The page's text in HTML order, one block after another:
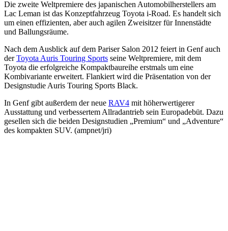
Die zweite Weltpremiere des japanischen Automobilherstellers am
Lac Leman ist das Konzeptfahrzeug Toyota i-Road. Es handelt sich
um einen effizienten, aber auch agilen Zweisitzer für Innenstädte
und Ballungsräume.
Nach dem Ausblick auf dem Pariser Salon 2012 feiert in Genf auch
derToyota Auris Touring Sports seine Weltpremiere, mit dem
Toyota die erfolgreiche Kompaktbaureihe erstmals um eine
Kombivariante erweitert. Flankiert wird die Präsentation von der
Designstudie Auris Touring Sports Black.
In Genf gibt außerdem der neue RAV4 mit höherwertigerer
Ausstattung und verbessertem Allradantrieb sein Europadebüt. Dazu
gesellen sich die beiden Designstudien „Premium“ und „Adventure“
des kompakten SUV. (ampnet/jri)